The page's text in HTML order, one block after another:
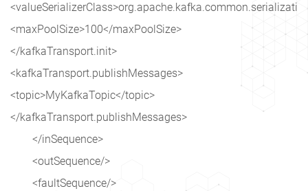
<maxPoolSize>100</maxPoolSize>
</kafkaTransport.init>
<kafkaTransport.publishMessages>
<topic>MyKafkaTopic</topic>
</kafkaTransport.publishMessages>
        </inSequence>
        <outSequence/>
        <faultSequence/>